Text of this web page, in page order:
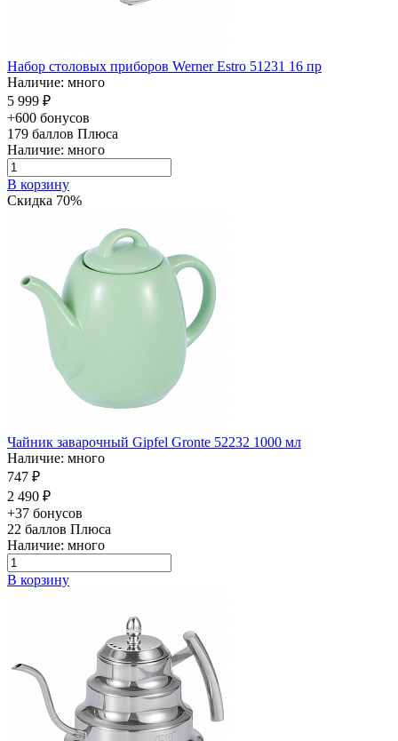
Набор столовых приборов Werner Estro 51231 16 пр
Наличие: много
5 999 ₽
+600 бонусов
179 баллов Плюса
Наличие: много
В корзину
Скидка 70%
Чайник заварочный Gipfel Gronte 52232 1000 мл
Наличие: много
747 ₽
2 490 ₽
+37 бонусов
22 баллов Плюса
Наличие: много
В корзину